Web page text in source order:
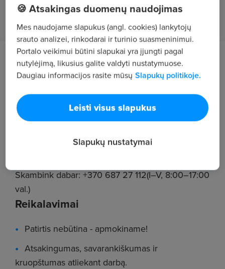
Žiūrėti skelbimus
Darbo aprašymas
Vilniuje, Tilto g. - papildomas darbas vakarais!
Darbo užmokestis: 300 Eur./mėn.
Skambink dabar: +370 687 27 112(I–V, 8:00–17:00
val.)
Reikalavimai
Patirtis nebūtina - apmokiname!
Atsakingumas, savarankiškumas ir
kruopštumas atliekant darbą.
🍪 Atsakingas duomenų naudojimas
Mes naudojame slapukus (angl. cookies) lankytojų
srauto analizei, rinkodarai ir turinio suasmeninimui.
Portalo veikimui būtini slapukai yra įjungti pagal
nutylėjimą, likusius galite valdyti nustatymuose.
Daugiau informacijos rasite mūsų Slapukų politikoje.
Leisti visus slapukus
Slapukų nustatymai